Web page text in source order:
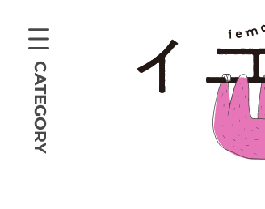
CATEGORY